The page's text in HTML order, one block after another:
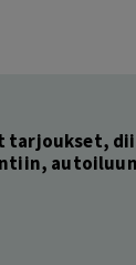
tarjoukset,